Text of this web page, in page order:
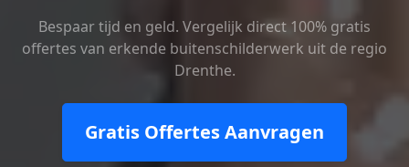
Bespaar tijd en geld. Vergelijk direct 100% gratis
offertes van erkende buitenschilderwerk uit de regio
Drenthe.
Gratis Offertes Aanvragen